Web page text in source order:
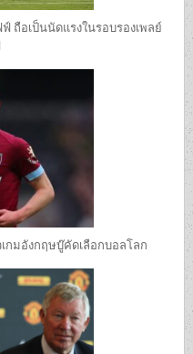
ถือเป็นนัดแรงในรอบรองเพลย์
กมอังกฤษบู๊คัดเลือกบอลโลก